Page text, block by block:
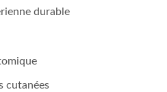
durable
cutanées